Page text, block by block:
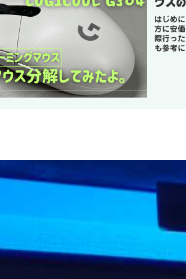
ウス
はじめ
方に安
際行っ
も参考